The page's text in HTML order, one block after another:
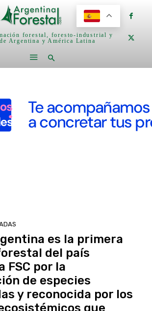
forestal, foresto-industrial y
Argentina y América Latina
es la primera
del país
FSC por la
de especies
y reconocida por los